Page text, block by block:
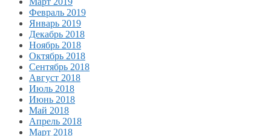
Февраль 2019
Январь 2019
Декабрь 2018
Ноябрь 2018
Октябрь 2018
Сентябрь 2018
Август 2018
Июль 2018
Июнь 2018
Май 2018
Апрель 2018
Март 2018